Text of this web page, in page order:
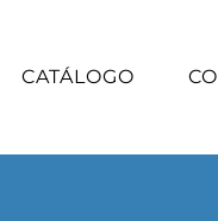
CATÁLOGO